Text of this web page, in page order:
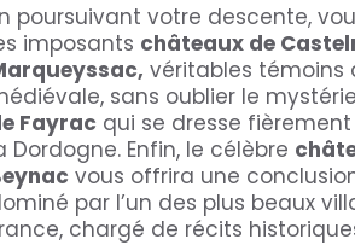
poursuivant votre descente,
imposants châteaux de
véritables témoins
sans oublier le
Fayrac qui se dresse
Dordogne. Enfin, le célèbre
vous offrira une
par l’un des plus beaux
chargé de récits